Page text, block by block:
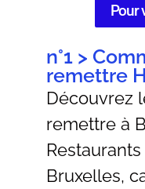
Pour
n°1 >
remettre
Découvrez
remettre à
Bruxelles,